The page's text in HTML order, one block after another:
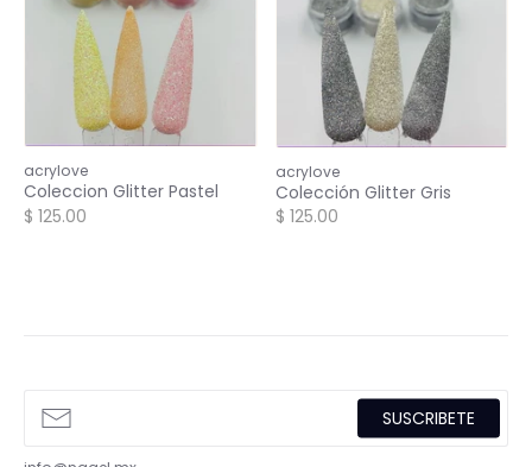
acrylove
Coleccion Glitter Pastel
$ 125.00
acrylove
Colección Glitter Gris
$ 125.00
SUSCRIBETE